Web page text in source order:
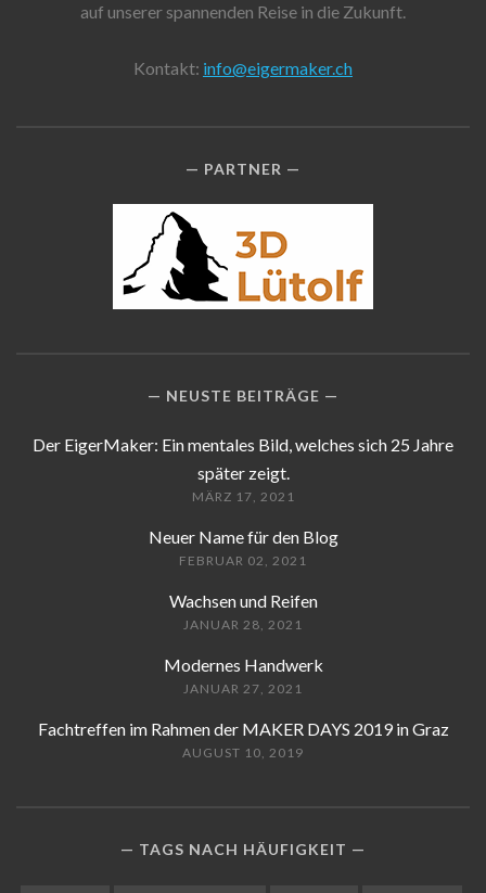
auf unserer spannenden Reise in die Zukunft.
Kontakt: info@eigermaker.ch
PARTNER
NEUSTE BEITRÄGE
Der EigerMaker: Ein mentales Bild, welches sich 25 Jahre
später zeigt.
MÄRZ 17, 2021
Neuer Name für den Blog
FEBRUAR 02, 2021
Wachsen und Reifen
JANUAR 28, 2021
Modernes Handwerk
JANUAR 27, 2021
Fachtreffen im Rahmen der MAKER DAYS 2019 in Graz
AUGUST 10, 2019
TAGS NACH HÄUFIGKEIT